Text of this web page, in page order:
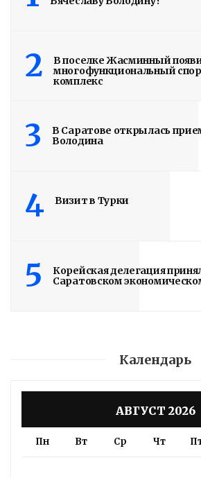
2
В поселке Жасминный
многофункциональный
комплекс
3
В Саратове открылась
Володина
4 Визит в Турки
5
Корейская делегация
Саратовском
Календарь
АВГУСТ 2026
Пн Вт Ср Чт
РАБОТЫ БУДУТ
ЗАВЕРШЕНЫ
Подробности в статье!